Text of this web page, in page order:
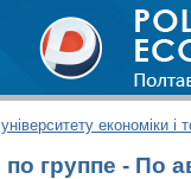
економіки і
группе - По